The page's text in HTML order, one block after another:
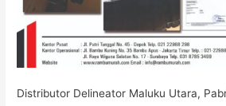
Distributor Delineator Maluku Utara,